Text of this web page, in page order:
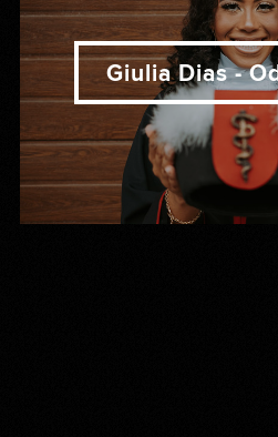
Giulia Dias -